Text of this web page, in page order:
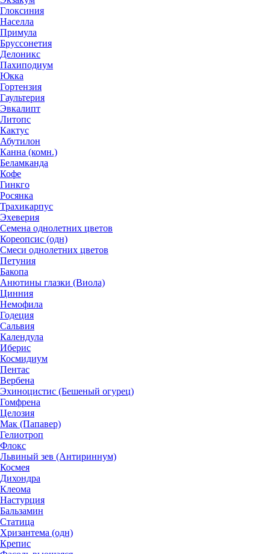
Глоксиния
Населла
Примула
Бруссонетия
Делоникс
Пахиподиум
Юкка
Гортензия
Гаультерия
Эвкалипт
Литопс
Кактус
Абутилон
Канна (комн.)
Беламканда
Кофе
Гинкго
Росянка
Трахикарпус
Эхеверия
Семена однолетних цветов
Кореопсис (одн)
Смеси однолетних цветов
Петуния
Бакопа
Анютины глазки (Виола)
Цинния
Немофила
Годеция
Сальвия
Календула
Иберис
Космидиум
Пентас
Вербена
Эхиноцистис (Бешеный огурец)
Гомфрена
Целозия
Мак (Папавер)
Гелиотроп
Флокс
Львиный зев (Антириннум)
Космея
Дихондра
Клеома
Настурция
Бальзамин
Статица
Хризантема (одн)
Крепис